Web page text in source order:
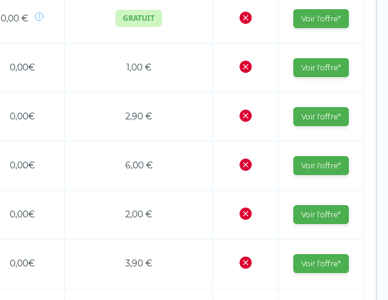
0,00 € GRATUIT Voir l'offre*
0,00€ 1,00 € Voir l'offre*
0,00€ 2,90 € Voir l'offre*
0,00€ 6,00 € Voir l'offre*
0,00€ 2,00 € Voir l'offre*
0,00€ 3,90 € Voir l'offre*